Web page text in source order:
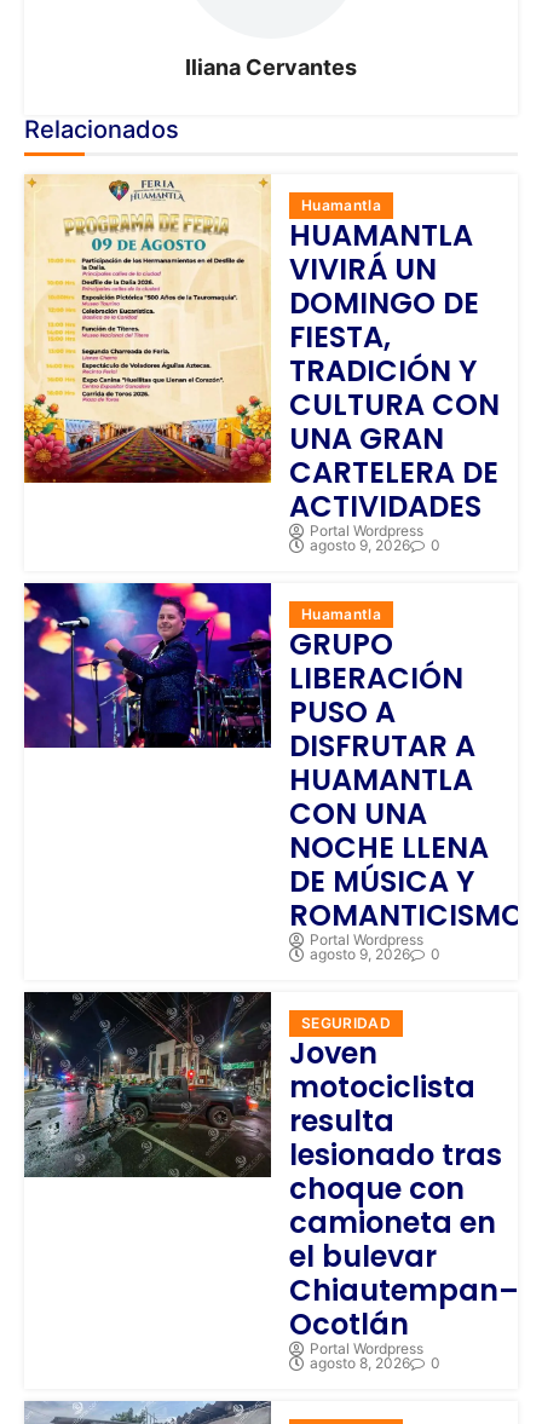
Iliana Cervantes
Relacionados
Huamantla
HUAMANTLA
VIVIRÁ UN
DOMINGO DE
FIESTA,
TRADICIÓN Y
CULTURA CON
UNA GRAN
CARTELERA DE
ACTIVIDADES
Portal Wordpress
agosto 9, 2026
0
Huamantla
GRUPO
LIBERACIÓN
PUSO A
DISFRUTAR A
HUAMANTLA
CON UNA
NOCHE LLENA
DE MÚSICA Y
ROMANTICISMO
Portal Wordpress
agosto 9, 2026
0
SEGURIDAD
Joven
motociclista
resulta
lesionado tras
choque con
camioneta en
el bulevar
Chiautempan–
Ocotlán
Portal Wordpress
agosto 8, 2026
0